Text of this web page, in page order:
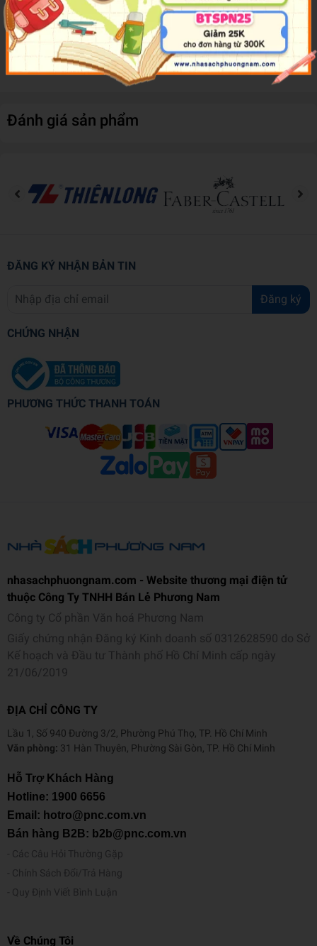
Màu được nén thành từng viên nhỏ tiện lợi
Sản phẩm có xuất xứ Nhật Bản, tone màu tươi sáng, lên màu tranh
cực đẹp.
Hộp có nắp dùng để phối trộn màu tiện lợi
Đánh giá sản phẩm
ĐĂNG KÝ NHẬN BẢN TIN
Đăng ký
CHỨNG NHẬN
PHƯƠNG THỨC THANH TOÁN
nhasachphuongnam.com - Website thương mại điện tử
thuộc Công Ty TNHH Bán Lẻ Phương Nam
Công ty Cổ phần Văn hoá Phương Nam
Giấy chứng nhận Đăng ký Kinh doanh số 0312628590 do Sở
Kế hoạch và Đầu tư Thành phố Hồ Chí Minh cấp ngày
21/06/2019
ĐỊA CHỈ CÔNG TY
Lầu 1, Số 940 Đường 3/2, Phường Phú Thọ, TP. Hồ Chí Minh
Văn phòng: 31 Hàn Thuyên, Phường Sài Gòn, TP. Hồ Chí Minh
Hỗ Trợ Khách Hàng
Hotline: 1900 6656
Email: hotro@pnc.com.vn
Bán hàng B2B: b2b@pnc.com.vn
Các Câu Hỏi Thường Gặp
Chính Sách Đổi/Trả Hàng
Quy Định Viết Bình Luận
Về Chúng Tôi